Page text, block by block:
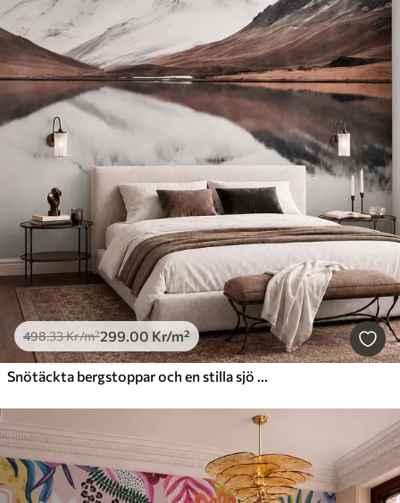
498.33Kr/m²299.00 Kr/m²
Snötäckta bergstoppar och en stilla sjö med en spegelblank yta